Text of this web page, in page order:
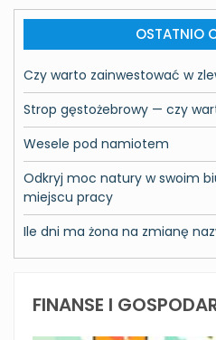
OSTATNIO
Czy warto zainwestować w
Strop gęstożebrowy — czy
Wesele pod namiotem
Odkryj moc natury w swoim
miejscu pracy
Ile dni ma żona na zmianę
FINANSE I